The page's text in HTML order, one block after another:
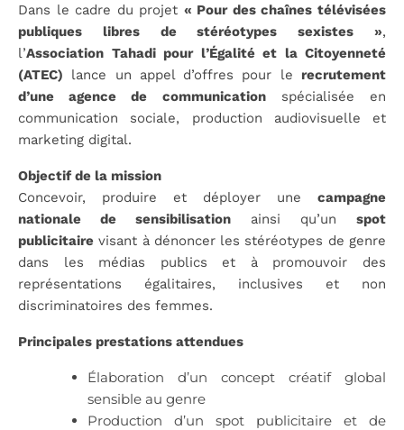
Dans le cadre du projet « Pour des chaînes télévisées
publiques libres de stéréotypes sexistes »,
l’Association Tahadi pour l’Égalité et la Citoyenneté
(ATEC) lance un appel d’offres pour le recrutement
d’une agence de communicationspécialisée en
communication sociale, production audiovisuelle et
marketing digital.
Objectif de la mission
Concevoir, produire et déployer une campagne
nationale de sensibilisation ainsi qu’un spot
publicitaire visant à dénoncer les stéréotypes de genre
dans les médias publics et à promouvoir des
représentations égalitaires, inclusives et non
discriminatoires des femmes.
Principales prestations attendues
Élaboration d’un concept créatif global
sensible au genre
Production d’un spot publicitaire et de